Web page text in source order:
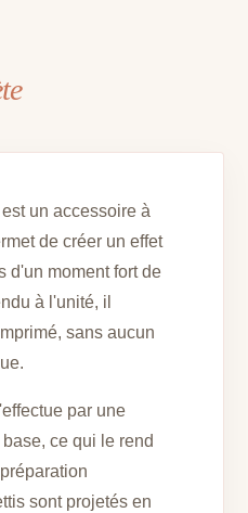
un accessoire à
de créer un effet
d'un moment fort de
à l'unité, il
sans aucun
par une
ce qui le rend
sont projetés en